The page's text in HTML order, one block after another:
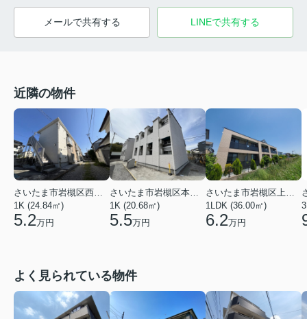
メールで共有する LINEで共有する
近隣の物件
さいたま市岩槻区西町５丁目
1K (24.84㎡)
5.2万円
さいたま市岩槻区本町３丁目
1K (20.68㎡)
5.5万円
さいたま市岩槻区上里１丁目
1LDK (36.00㎡)
6.2万円
よく見られている物件